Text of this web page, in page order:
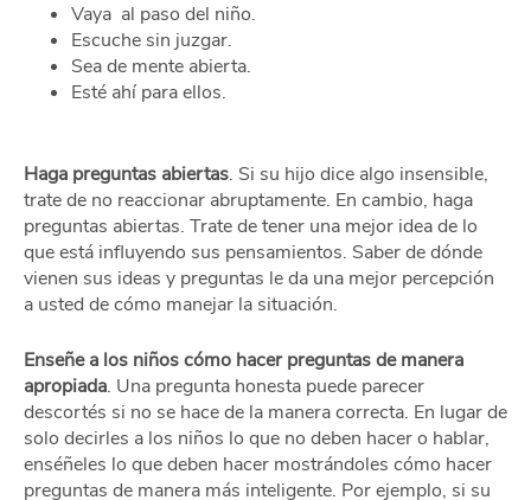
Vaya al paso del niño.
Escuche sin juzgar.
Sea de mente abierta.
Esté ahí para ellos.
Haga preguntas abiertas. Si su hijo dice algo insensible,
trate de no reaccionar abruptamente. En cambio, haga
preguntas abiertas. Trate de tener una mejor idea de lo
que está influyendo sus pensamientos. Saber de dónde
vienen sus ideas y preguntas le da una mejor percepción
a usted de cómo manejar la situación.
Enseñe a los niños cómo hacer preguntas de manera
apropiada. Una pregunta honesta puede parecer
descortés si no se hace de la manera correcta. En lugar de
solo decirles a los niños lo que no deben hacer o hablar,
enséñeles lo que deben hacer mostrándoles cómo hacer
preguntas de manera más inteligente. Por ejemplo, si su